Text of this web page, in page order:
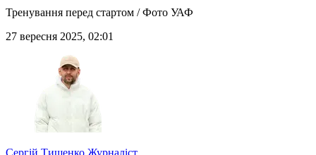
Тренування перед стартом / Фото УАФ
27 вересня 2025, 02:01